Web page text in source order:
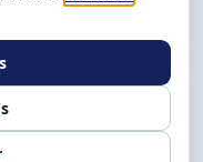
2104 ou 2105
às 17h.
Fale conosco